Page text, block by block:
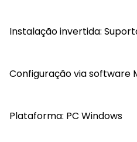
Instalação invertida:
Configuração via software
Plataforma: PC Windows